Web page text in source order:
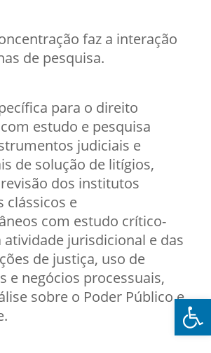
faz a interação
de pesquisa.
para o direito
estudo e pesquisa
judiciais e
de solução de litígios,
dos institutos
clássicos e
com estudo crítico-
atividade jurisdicional e das
de justiça, uso de
e negócios processuais,
sobre o Poder Público e